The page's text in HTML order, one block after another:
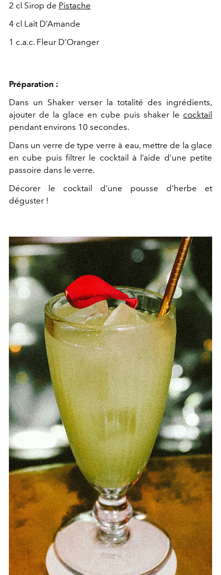
2 cl Sirop de Pistache
4 cl Lait D’Amande
1 c.a.c. Fleur D’Oranger
Préparation :
Dans un Shaker verser la totalité des ingrédients,
ajouter de la glace en cube puis shaker le cocktail
pendant environs 10 secondes.
Dans un verre de type verre à eau, mettre de la glace
en cube puis filtrer le cocktail à l’aide d’une petite
passoire dans le verre.
Décorer le cocktail d’une pousse d’herbe et
déguster !